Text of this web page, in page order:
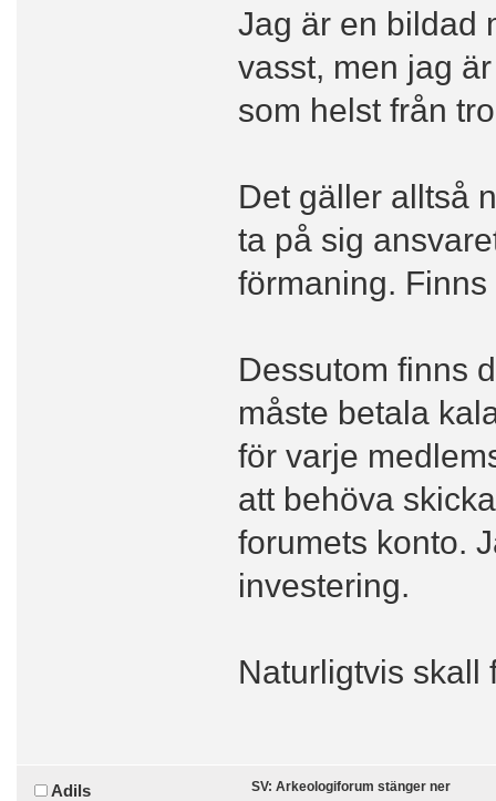
Jag är en bildad
vasst, men jag
som helst från
Det gäller alltså
ta på sig
förmaning. Finns
Dessutom finns
måste betala
för varje
att behöva
forumets konto.
investering.
Naturligtvis skall
Adils SV: Arkeologiforum stänger ner